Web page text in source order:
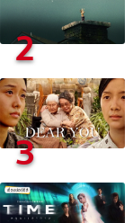
2
3